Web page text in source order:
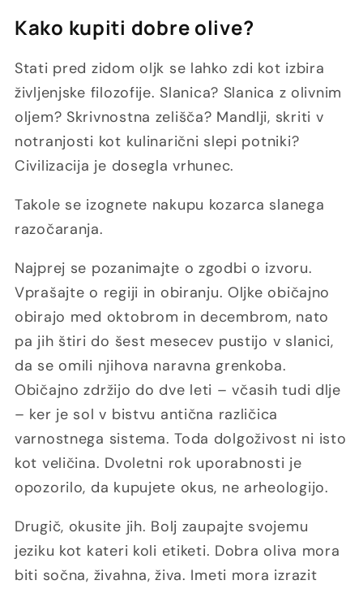
Kako kupiti dobre olive?
Stati pred zidom oljk se lahko zdi kot izbira
življenjske filozofije. Slanica? Slanica z olivnim
oljem? Skrivnostna zelišča? Mandlji, skriti v
notranjosti kot kulinarični slepi potniki?
Civilizacija je dosegla vrhunec.
Takole se izognete nakupu kozarca slanega
razočaranja.
Najprej se pozanimajte o zgodbi o izvoru.
Vprašajte o regiji in obiranju. Oljke običajno
obirajo med oktobrom in decembrom, nato
pa jih štiri do šest mesecev pustijo v slanici,
da se omili njihova naravna grenkoba.
Običajno zdržijo do dve leti – včasih tudi dlje
– ker je sol v bistvu antična različica
varnostnega sistema. Toda dolgoživost ni isto
kot veličina. Dvoletni rok uporabnosti je
opozorilo, da kupujete okus, ne arheologijo.
Drugič, okusite jih. Bolj zaupajte svojemu
jeziku kot kateri koli etiketi. Dobra oliva mora
biti sočna, živahna, živa. Imeti mora izrazit